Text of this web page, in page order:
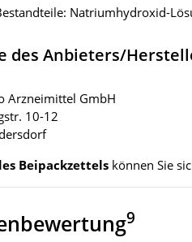
Natriumhydroxid-
des Anbieters/
Arzneimittel GmbH
10-12
Beipackzettels können Sie
9